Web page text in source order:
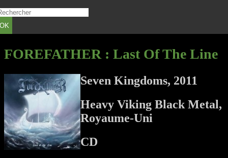
OK
FOREFATHER : Last Of The Line
Seven Kingdoms, 2011
Heavy Viking Black Metal,
Royaume-Uni
CD